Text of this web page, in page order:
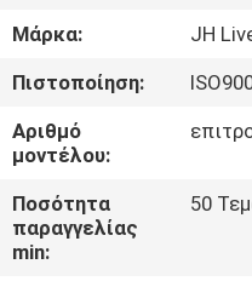
ΓΎΡΟΣ
ΕΡΓΟΣΤΑΣΊΩΝ
ΠΟΙΟΤΙΚΌΣ
ΈΛΕΓΧΟΣ
Μάρκα:
JH
Πιστοποίηση:
Αριθμό
μοντέλου:
Ποσότητα
παραγγελίας
min:
50